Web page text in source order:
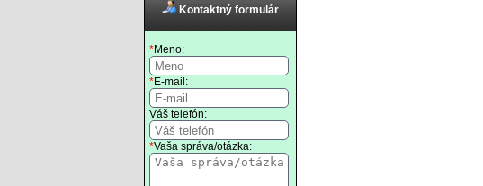
Kontaktný formulár
*Meno:
*E-mail:
Váš telefón:
*Vaša správa/otázka: